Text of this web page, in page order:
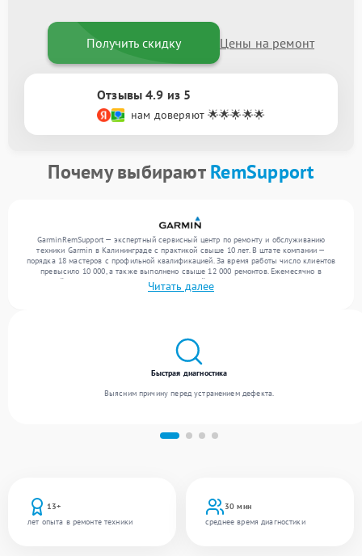
Получить скидку Цены на ремонт
Отзывы 4.9 из 5
нам доверяют 🌟🌟🌟🌟🌟
Почему выбираютRemSupport
GarminRemSupport — экспертный сервисный центр по ремонту и обслуживанию
техники Garmin в Калининграде с практикой свыше 10 лет. В штате компании —
порядка 18 мастеров с профильной квалификацией. За время работы число клиентов
превысило 10 000, а также выполнено свыше 12 000 ремонтов. Ежемесячно в
сервисный центр поступает более 300 обращений, включая , , . Мы устраняем поломки
любой сложности и гарантируем высокое качество обслуживания благодаря опыту
Читать далее
13+
лет опыта в ремонте техники
30 мин
среднее время диагностики
Быстрая диагностика
Выясним причину перед устранением дефекта.